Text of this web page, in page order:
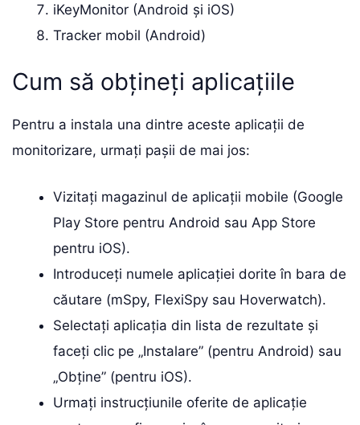
iKeyMonitor (Android și iOS)
Tracker mobil (Android)
Cum să obțineți aplicațiile
Pentru a instala una dintre aceste aplicații de
monitorizare, urmați pașii de mai jos:
Vizitați magazinul de aplicații mobile (Google
Play Store pentru Android sau App Store
pentru iOS).
Introduceți numele aplicației dorite în bara de
căutare (mSpy, FlexiSpy sau Hoverwatch).
Selectați aplicația din lista de rezultate și
faceți clic pe „Instalare” (pentru Android) sau
„Obține” (pentru iOS).
Urmați instrucțiunile oferite de aplicație